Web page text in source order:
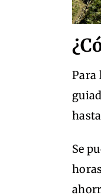
Para
Se